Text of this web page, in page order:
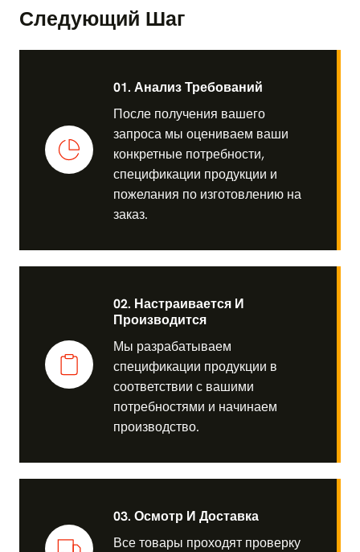
Следующий Шаг
01. Анализ Требований
После получения вашего
запроса мы оцениваем ваши
конкретные потребности,
спецификации продукции и
пожелания по изготовлению на
заказ.
02. Настраивается И
Производится
Мы разрабатываем
спецификации продукции в
соответствии с вашими
потребностями и начинаем
производство.
03. Осмотр И Доставка
Все товары проходят проверку